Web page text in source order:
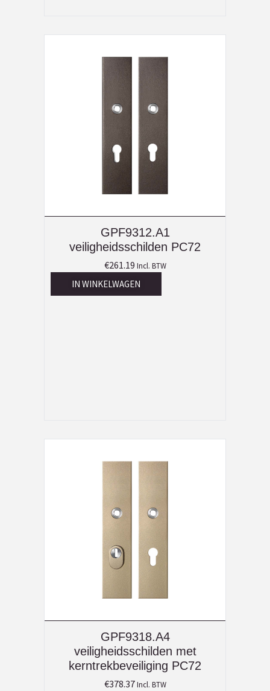
GPF9312.A1
veiligheidsschilden PC72
€261.19 Incl. BTW
IN WINKELWAGEN
GPF9318.A4
veiligheidsschilden met
kerntrekbeveiliging PC72
€378.37 Incl. BTW